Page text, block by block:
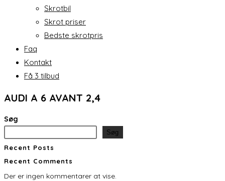
Skrotbil
Skrot priser
Bedste skrotpris
Faq
Kontakt
Få 3 tilbud
AUDI A 6 AVANT 2,4
Søg
Søg
Recent Posts
Recent Comments
Der er ingen kommentarer at vise.